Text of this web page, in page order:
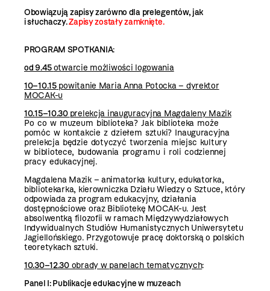
Obowiązują zapisy zarówno dla prelegentów, jak
i słuchaczy.Zapisy zostały zamknięte.
PROGRAM SPOTKANIA:
od 9.45otwarcie możliwości logowania
10–10.15powitanie Maria Anna Potocka – dyrektor
MOCAK-u
10.15–10.30 prelekcja inauguracyjna Magdaleny Mazik
Po co w muzeum biblioteka? Jak biblioteka może
pomóc w kontakcie z dziełem sztuki? Inauguracyjna
prelekcja będzie dotyczyć tworzenia miejsc kultury
w bibliotece, budowania programu i roli codziennej
pracy edukacyjnej.
Magdalena Mazik – animatorka kultury, edukatorka,
bibliotekarka, kierowniczka Działu Wiedzy o Sztuce, który
odpowiada za program edukacyjny, działania
dostępnościowe oraz Bibliotekę MOCAK-u. Jest
absolwentką filozofii w ramach Międzywydziałowych
Indywidualnych Studiów Humanistycznych Uniwersytetu
Jagiellońskiego. Przygotowuje pracę doktorską o polskich
teoretykach sztuki.
10.30–12.30obrady w panelach tematycznych:
Panel I: Publikacje edukacyjne w muzeach